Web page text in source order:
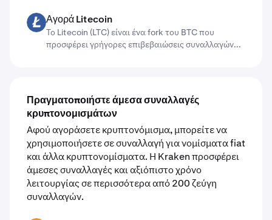
LTC Αγορά Litecoin
Το Litecoin (LTC) είναι ένα fork του BTC που
προσφέρει γρήγορες επιβεβαιώσεις συναλλαγών...
Πραγματοποιήστε άμεσα συναλλαγές
κρυπτονομισμάτων
Αφού αγοράσετε κρυπτονόμισμα, μπορείτε να
χρησιμοποιήσετε σε συναλλαγή για νομίσματα fiat
και άλλα κρυπτονομίσματα. Η Kraken προσφέρει
άμεσες συναλλαγές και αξιόπιστο χρόνο
λειτουργίας σε περισσότερα από 200 ζεύγη
συναλλαγών.